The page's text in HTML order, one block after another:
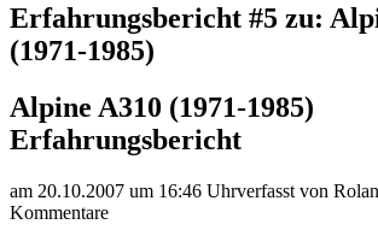
Erfahrungsbericht #5 zu:
(1971-1985)
Alpine A310 (1971-1985)
Erfahrungsbericht
am 20.10.2007 um 16:46 Uhrverfasst von
Kommentare